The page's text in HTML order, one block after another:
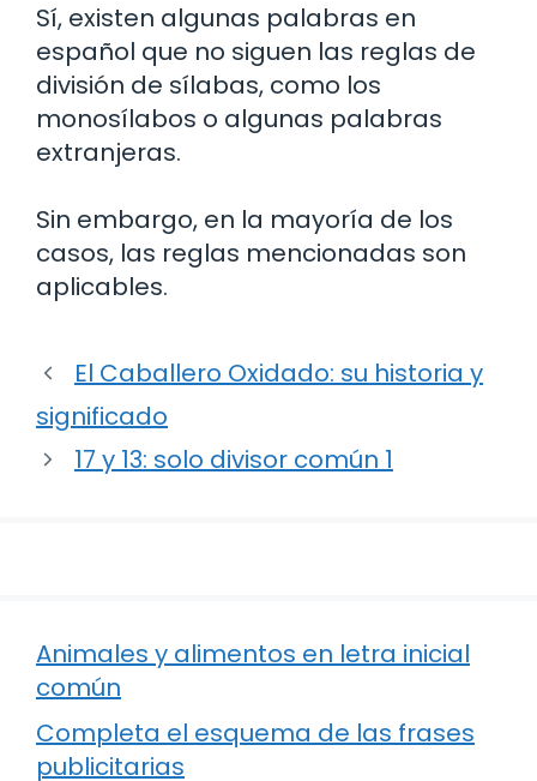
Sí, existen algunas palabras en
español que no siguen las reglas de
división de sílabas, como los
monosílabos o algunas palabras
extranjeras.
Sin embargo, en la mayoría de los
casos, las reglas mencionadas son
aplicables.
El Caballero Oxidado: su historia y
significado
17 y 13: solo divisor común 1
Animales y alimentos en letra inicial
común
Completa el esquema de las frases
publicitarias